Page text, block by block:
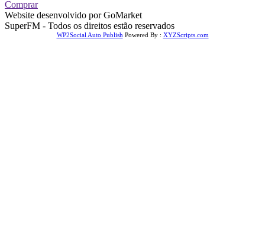
Comprar
Website desenvolvido por GoMarket
SuperFM - Todos os direitos estão reservados
WP2Social Auto Publish Powered By : XYZScripts.com